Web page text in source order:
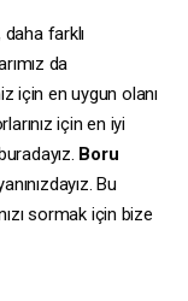
daha farklı
da
için en uygun olanı
için en iyi
Boru
Bu
sormak için bize